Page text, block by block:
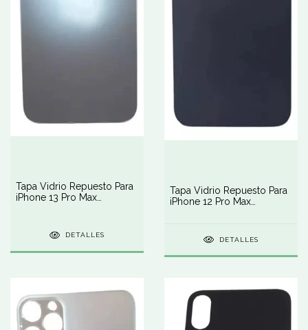
Tapa Vidrio Repuesto Para
iPhone 13 Pro Max
DETALLES
Tapa Vidrio Repuesto Para
iPhone 12 Pro Max
DETALLES